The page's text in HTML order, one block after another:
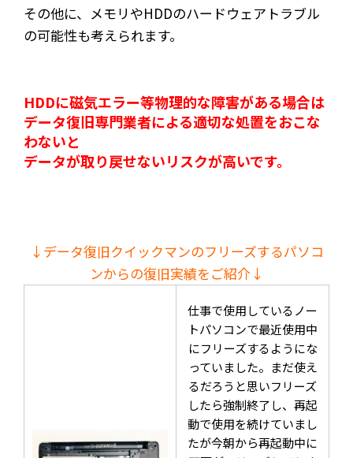
その他に、メモリやHDDのハードウェアトラブル
の可能性も考えられます。
HDDに磁気エラー等物理的な障害がある場合は
データ復旧専門業者による適切な処置をおこな
わないと
データが取り戻せないリスクが高いです。
↓データ復旧クイックマンのフリーズするパソコ
ンからの復旧実績をご紹介↓
仕事で使用しているノー
トパソコンで最近使用中
にフリーズするようにな
っていました。まだ使え
るだろうと思いフリーズ
したら強制終了し、再起
動で使用を続けていまし
たが今朝から再起動中に